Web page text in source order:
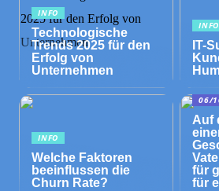
INFO
Technologische
Trends 2025 für den
Erfolg von
Unternehmen
INFO
IT-
INFO
Welche Faktoren
beeinflussen die
Churn Rate?
06/
Auf
für
für